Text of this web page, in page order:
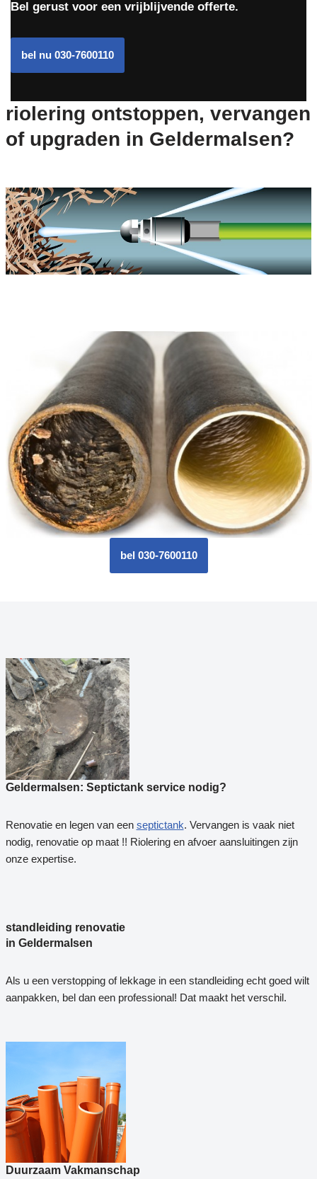
Bel gerust voor een vrijblijvende offerte.
bel nu 030-7600110
riolering ontstoppen, vervangen
of upgraden in Geldermalsen?
bel 030-7600110
Geldermalsen: Septictank service nodig?
Renovatie en legen van een septictank. Vervangen is vaak niet
nodig, renovatie op maat !! Riolering en afvoer aansluitingen zijn
onze expertise.
standleiding renovatie
in Geldermalsen
Als u een verstopping of lekkage in een standleiding echt goed wilt
aanpakken, bel dan een professional! Dat maakt het verschil.
Duurzaam Vakmanschap